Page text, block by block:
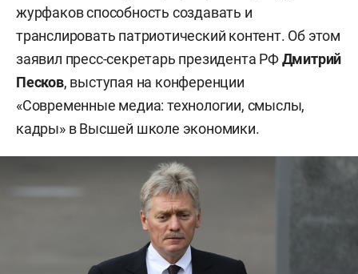
журфаков способность создавать и
транслировать патриотический контент. Об этом
заявил пресс-секретарь президента РФДмитрий
Песков, выступая на конференции
«Современные медиа: технологии, смыслы,
кадры» в Высшей школе экономики.